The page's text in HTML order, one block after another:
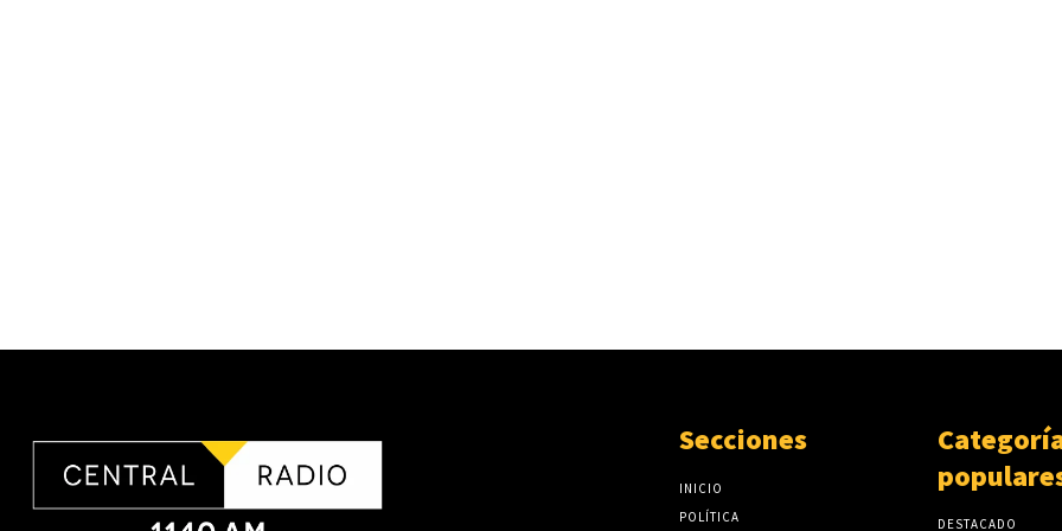
Secciones
INICIO
POLÍTICA
DESTACADO